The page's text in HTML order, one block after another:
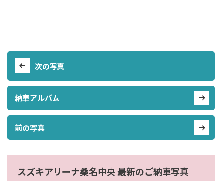
次の写真
納車アルバム
前の写真
スズキアリーナ桑名中央 最新のご納車写真